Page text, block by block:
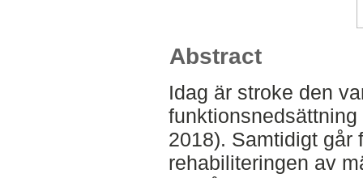
Abstract
Idag är stroke den
2018). Samtidigt går
rehabiliteringen av